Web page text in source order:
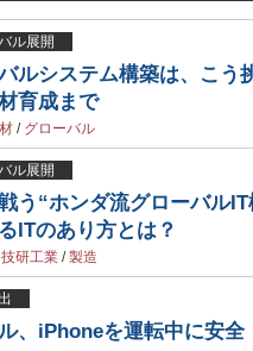
ル展開
ルシステム構築は、こう
育成まで
/ グローバル
ル展開
う“ホンダ流グローバル
ITのあり方とは？
研工業 /製造
、iPhoneを運転中に安